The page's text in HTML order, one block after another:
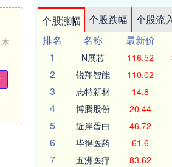
个股涨幅 个股跌幅 个股流
排名
名称 最新价
1
N展芯 116.52
2 锐翔智能 110.02
3 志特新材 14.8
4 博腾股份 20.44
5 近岸蛋白 46.72
6 毕得医药 61.6
7 五洲医疗 83.62